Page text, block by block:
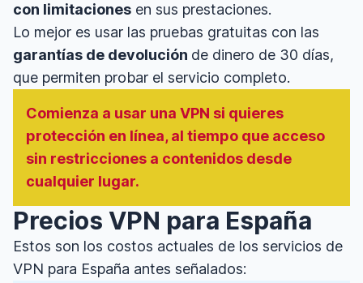
con limitaciones en sus prestaciones.
Lo mejor es usar las pruebas gratuitas con las
garantías de devolución de dinero de 30 días,
que permiten probar el servicio completo.
Comienza a usar una VPN si quieres
protección en línea, al tiempo que acceso
sin restricciones a contenidos desde
cualquier lugar.
Precios VPN para España
Estos son los costos actuales de los servicios de
VPN para España antes señalados: